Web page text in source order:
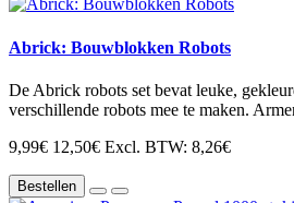
Abrick: Bouwblokken Robots
De Abrick robots set bevat leuke,
verschillende robots mee te maken.
9,99€ 12,50€ Excl. BTW: 8,26€
Bestellen